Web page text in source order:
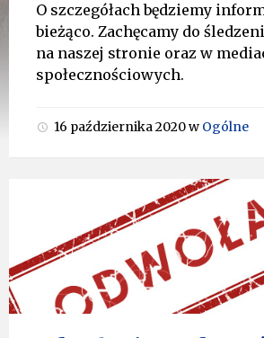
O szczegółach będziemy
bieżąco. Zachęcamy do
na naszej stronie oraz w
społecznościowych.
16 października 2020w Ogólne